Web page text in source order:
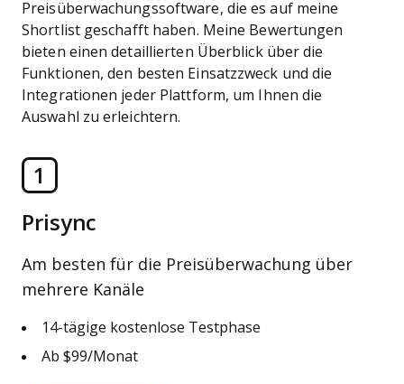
Preisüberwachungssoftware, die es auf meine
Shortlist geschafft haben. Meine Bewertungen
bieten einen detaillierten Überblick über die
Funktionen, den besten Einsatzzweck und die
Integrationen jeder Plattform, um Ihnen die
Auswahl zu erleichtern.
1
Prisync
Am besten für die Preisüberwachung über
mehrere Kanäle
14-tägige kostenlose Testphase
Ab $99/Monat